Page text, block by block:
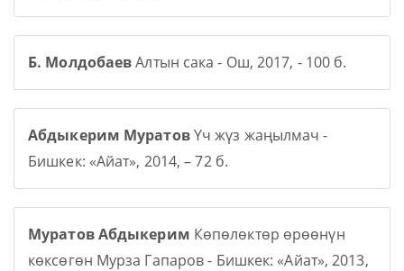
Б. МолдобаевАлтын сака - Ош, 2017, - 100 б.
Абдыкерим МуратовҮч жүз жаңылмач -
Бишкек: «Айат», 2014, – 72 б.
Муратов Абдыкерим Көпөлөктөр өрөөнүн
көксөгөн Мурза Гапаров - Бишкек: «Айат», 2013,